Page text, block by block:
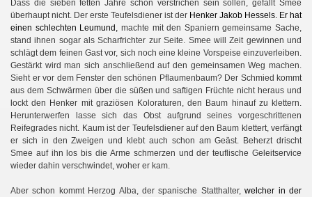
Dass die sieben fetten Jahre schon verstrichen sein sollen, gefällt Smee
überhaupt nicht. Der erste Teufelsdiener ist der Henker Jakob Hessels. Er hat
einen schlechten Leumund, machte mit den Spaniern gemeinsame Sache,
stand ihnen sogar als Scharfrichter zur Seite. Smee will Zeit gewinnen und
schlägt dem feinen Gast vor, sich noch eine kleine Vorspeise einzuverleiben.
Gestärkt wird man sich anschließend auf den gemeinsamen Weg machen.
Sieht er vor dem Fenster den schönen Pflaumenbaum? Der Schmied kommt
aus dem Schwärmen über die süßen und saftigen Früchte nicht heraus und
lockt den Henker mit graziösen Koloraturen, den Baum hinauf zu klettern.
Herunterwerfen lasse sich das Obst aufgrund seines vorgeschrittenen
Reifegrades nicht. Kaum ist der Teufelsdiener auf den Baum klettert, verfängt
er sich in den Zweigen und klebt auch schon am Geäst. Beherzt drischt
Smee auf ihn los bis die Arme schmerzen und der teuflische Geleitservice
wieder dahin verschwindet, woher er kam.
Aber schon kommt Herzog Alba, der spanische Statthalter,welcher in der